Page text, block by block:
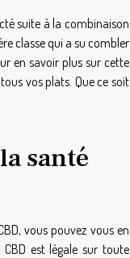
suite à la combinaison
classe qui a su combler
en savoir plus sur cette
vos plats. Que ce soit
santé
vous pouvez vous en
est légale sur toute